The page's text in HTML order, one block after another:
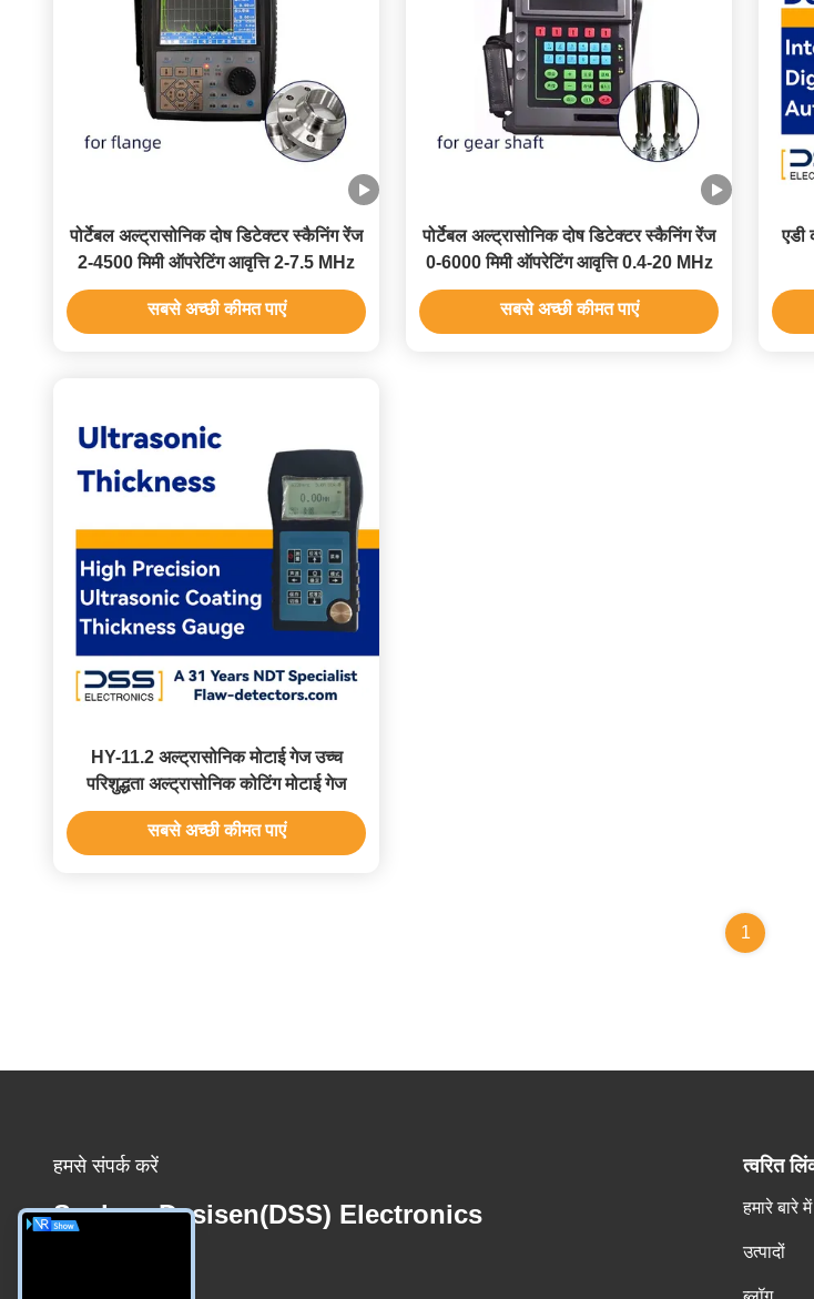
पोर्टेबल अल्ट्रासोनिक दोष डिटेक्टर स्कैनिंग रेंज
2-4500 मिमी ऑपरेटिंग आवृत्ति 2-7.5 MHz
सबसे अच्छी कीमत पाएं
पोर्टेबल अल्ट्रासोनिक दोष डिटेक्टर स्कैनिंग रेंज
0-6000 मिमी ऑपरेटिंग आवृत्ति 0.4-20 MHz
सबसे अच्छी कीमत पाएं
एडी
HY-11.2 अल्ट्रासोनिक मोटाई गेज उच्च
परिशुद्धता अल्ट्रासोनिक कोटिंग मोटाई गेज
सबसे अच्छी कीमत पाएं
1
हमसे संपर्क करें
Suzhou Desisen(DSS) Electronics
त्वरित
हमारे बारे में
उत्पादों